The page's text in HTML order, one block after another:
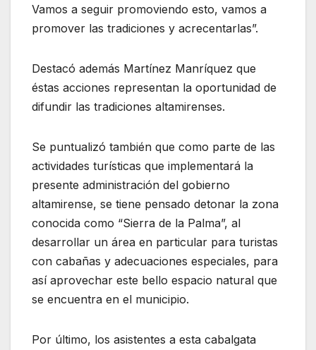
Vamos a seguir promoviendo esto, vamos a
promover las tradiciones y acrecentarlas”.
Destacó además Martínez Manríquez que
éstas acciones representan la oportunidad de
difundir las tradiciones altamirenses.
Se puntualizó también que como parte de las
actividades turísticas que implementará la
presente administración del gobierno
altamirense, se tiene pensado detonar la zona
conocida como “Sierra de la Palma”, al
desarrollar un área en particular para turistas
con cabañas y adecuaciones especiales, para
así aprovechar este bello espacio natural que
se encuentra en el municipio.
Por último, los asistentes a esta cabalgata